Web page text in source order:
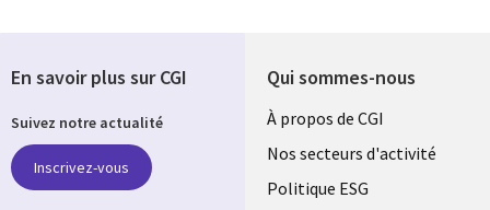
Qui sommes-nous
Useful
links
FRANCE
À propos de CGI
Nos secteurs d'activité
Politique ESG
En savoir plus sur CGI
Suivez notre actualité
Inscrivez-vous